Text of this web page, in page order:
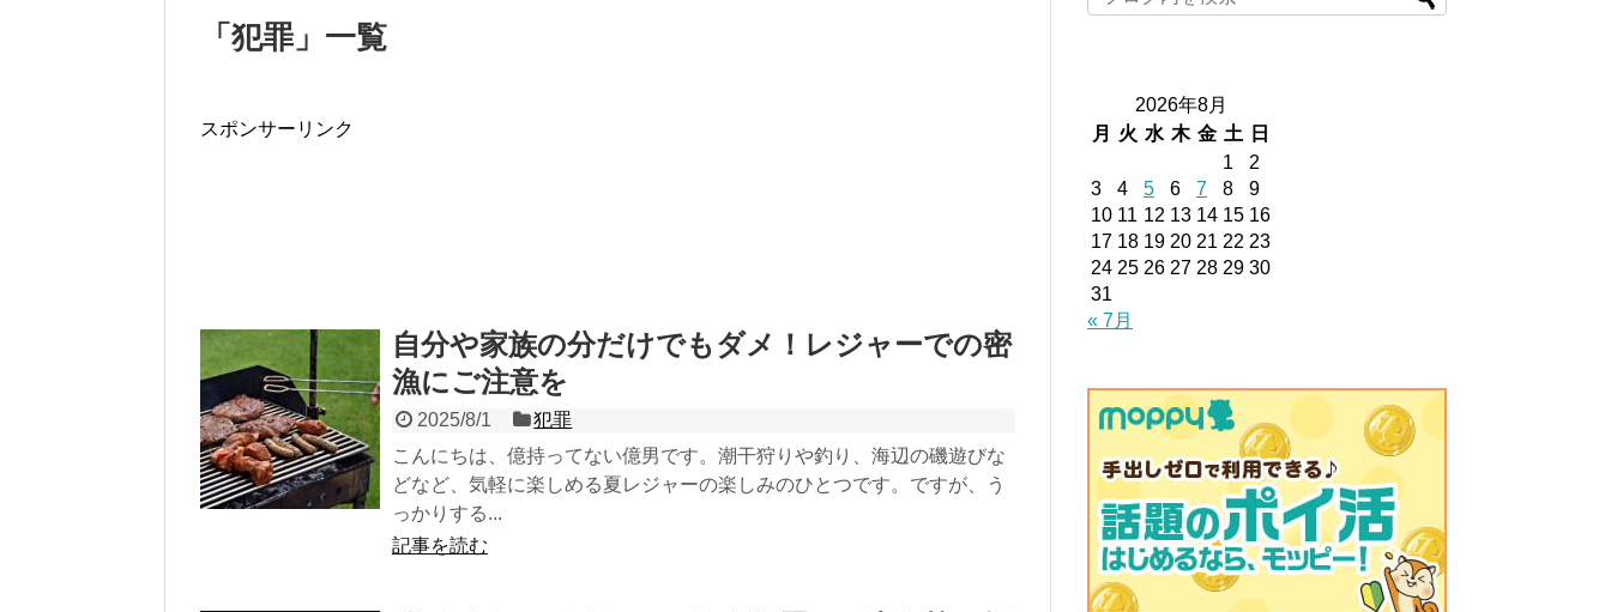
「 犯罪 」 一覧
スポンサーリンク
自分や家族の分だけでもダメ！レジャーでの密
漁にご注意を
2025/8/1
犯罪
こんにちは、億持ってない億男です。潮干狩りや釣り、海辺の磯遊びな
どなど、気軽に楽しめる夏レジャーの楽しみのひとつです。ですが、う
っかりする...
記事を読む
2026年8月
月
火 水 木 金 土
日
1
2
3
4 5 6 7 8
9
10 11 12 13 14 15 16
17 18 19 20 21 22 23
24 25 26 27 28 29 30
31
« 7月